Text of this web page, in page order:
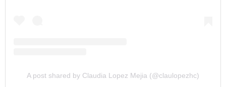
A post shared by Claudia Lopez Mejia (@claulopezhc)